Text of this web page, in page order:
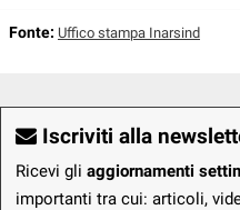
Fonte: Uffico stampa Inarsind
Iscriviti alla
Ricevi gli aggiornamenti
importanti tra cui: articoli,